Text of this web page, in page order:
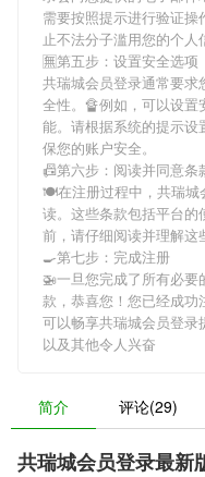
需要按照提示进行验证
止不法分子滥用您的个人
🈚第五步：设置安全选项
共瑞城会员登录通常要求
全性。🔏例如，可以设置
能。请根据系统的提示设
保您的账户安全。
📠第六步：阅读并同意条
🍽在注册过程中， 共瑞城
读。这些条款包括平台的
前，请仔细阅读并理解这
🍳第七步：完成注册
🚁一旦您完成了所有必要
款，恭喜您！您已经成功
可以畅享共瑞城会员登录
以及其他令人兴奋
简介 评论(29)
共瑞城会员登录最新